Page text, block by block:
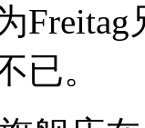
已。